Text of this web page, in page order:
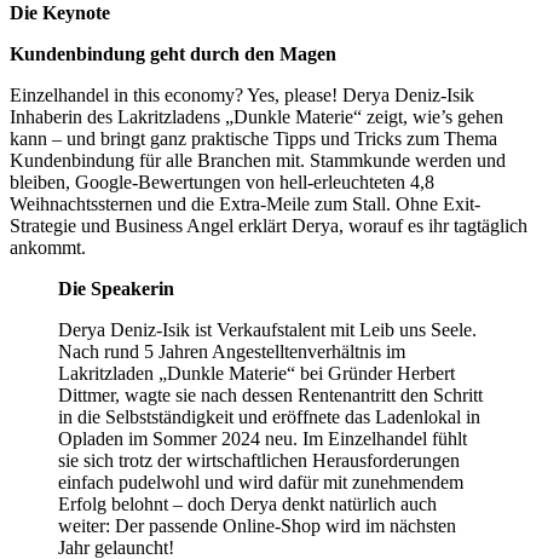
Die Keynote
Kundenbindung geht durch den Magen
Einzelhandel in this economy? Yes, please! Derya Deniz-Isik
Inhaberin des Lakritzladens „Dunkle Materie“ zeigt, wie’s gehen
kann – und bringt ganz praktische Tipps und Tricks zum Thema
Kundenbindung für alle Branchen mit. Stammkunde werden und
bleiben, Google-Bewertungen von hell-erleuchteten 4,8
Weihnachtssternen und die Extra-Meile zum Stall. Ohne Exit-
Strategie und Business Angel erklärt Derya, worauf es ihr tagtäglich
ankommt.
Die Speakerin
Derya Deniz-Isik ist Verkaufstalent mit Leib uns Seele.
Nach rund 5 Jahren Angestelltenverhältnis im
Lakritzladen „Dunkle Materie“ bei Gründer Herbert
Dittmer, wagte sie nach dessen Rentenantritt den Schritt
in die Selbstständigkeit und eröffnete das Ladenlokal in
Opladen im Sommer 2024 neu. Im Einzelhandel fühlt
sie sich trotz der wirtschaftlichen Herausforderungen
einfach pudelwohl und wird dafür mit zunehmendem
Erfolg belohnt – doch Derya denkt natürlich auch
weiter: Der passende Online-Shop wird im nächsten
Jahr gelauncht!